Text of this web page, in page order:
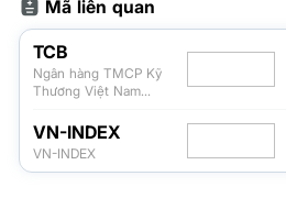
Mã liên quan
TCB
Ngân hàng TMCP Kỹ
Thương Việt Nam
VN-INDEX
VN-INDEX